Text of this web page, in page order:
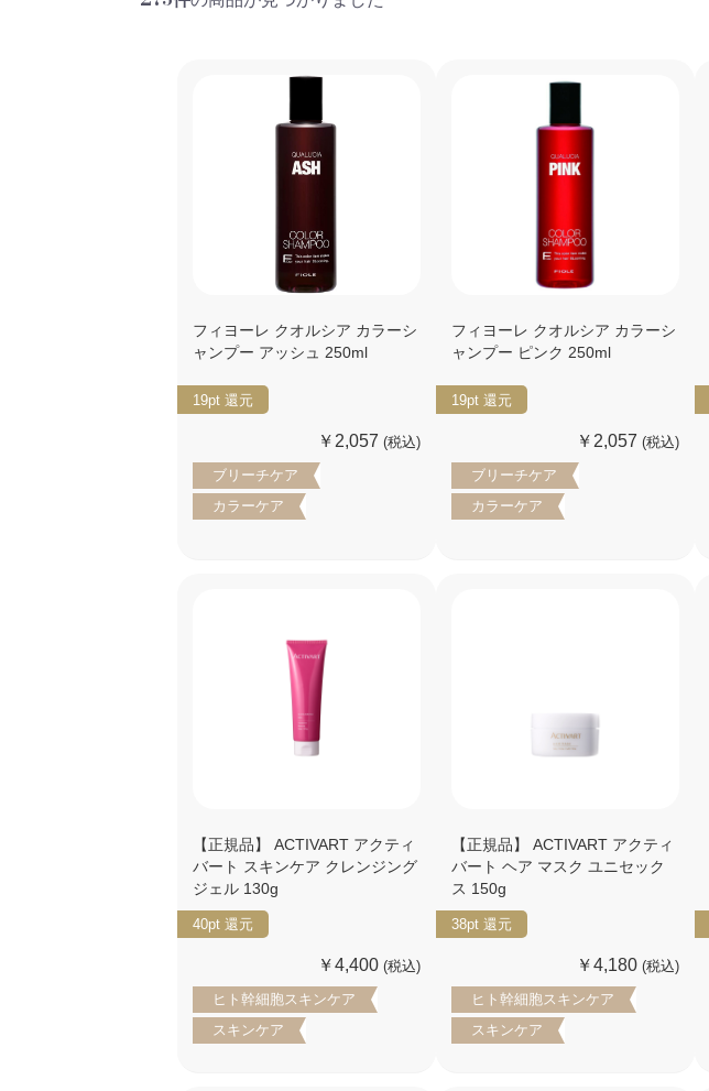
フィヨーレ クオルシア カラーシ
ャンプー アッシュ 250ml
19pt 還元
￥2,057 (税込)
ブリーチケア
カラーケア
フィヨーレ クオルシア カラーシ
ャンプー ピンク 250ml
19pt 還元
￥2,057(税込)
ブリーチケア
カラーケア
【正規品】 ACTIVART アクティ
バート スキンケア クレンジング
ジェル 130g
40pt 還元
￥4,400 (税込)
ヒト幹細胞スキンケア
スキンケア
【正規品】 ACTIVART アクティ
バート ヘア マスク ユニセック
ス 150g
38pt 還元
￥4,180(税込)
ヒト幹細胞スキンケア
スキンケア